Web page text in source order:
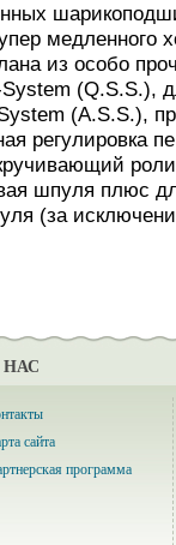
медленного
из особо
(Q.S.S.),
(A.S.S.),
регулировка
шпуля плюс
(за
сайта
программа